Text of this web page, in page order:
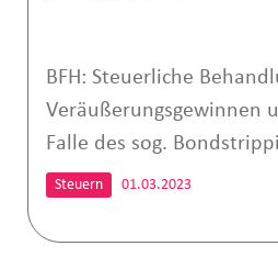
BFH: Steuerliche
Veräußerungsgewinnen
Falle des sog.
Steuern 01.03.2023